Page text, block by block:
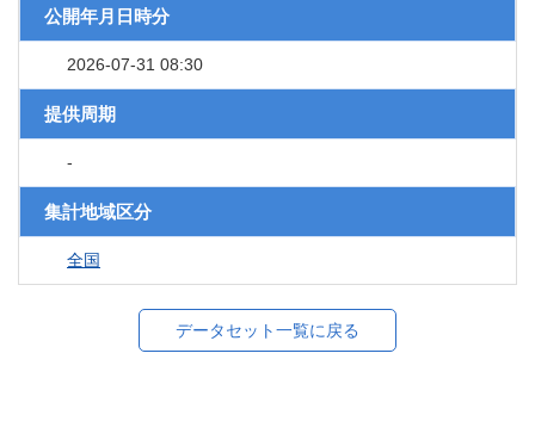
公開年月日時分
2026-07-31 08:30
提供周期
-
集計地域区分
全国
データセット一覧に戻る